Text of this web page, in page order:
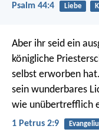
Psalm 44:4 Liebe
Aber ihr seid ein
königliche
selbst erworben
sein wunderbares
wie unübertrefflich
1 Petrus 2:9